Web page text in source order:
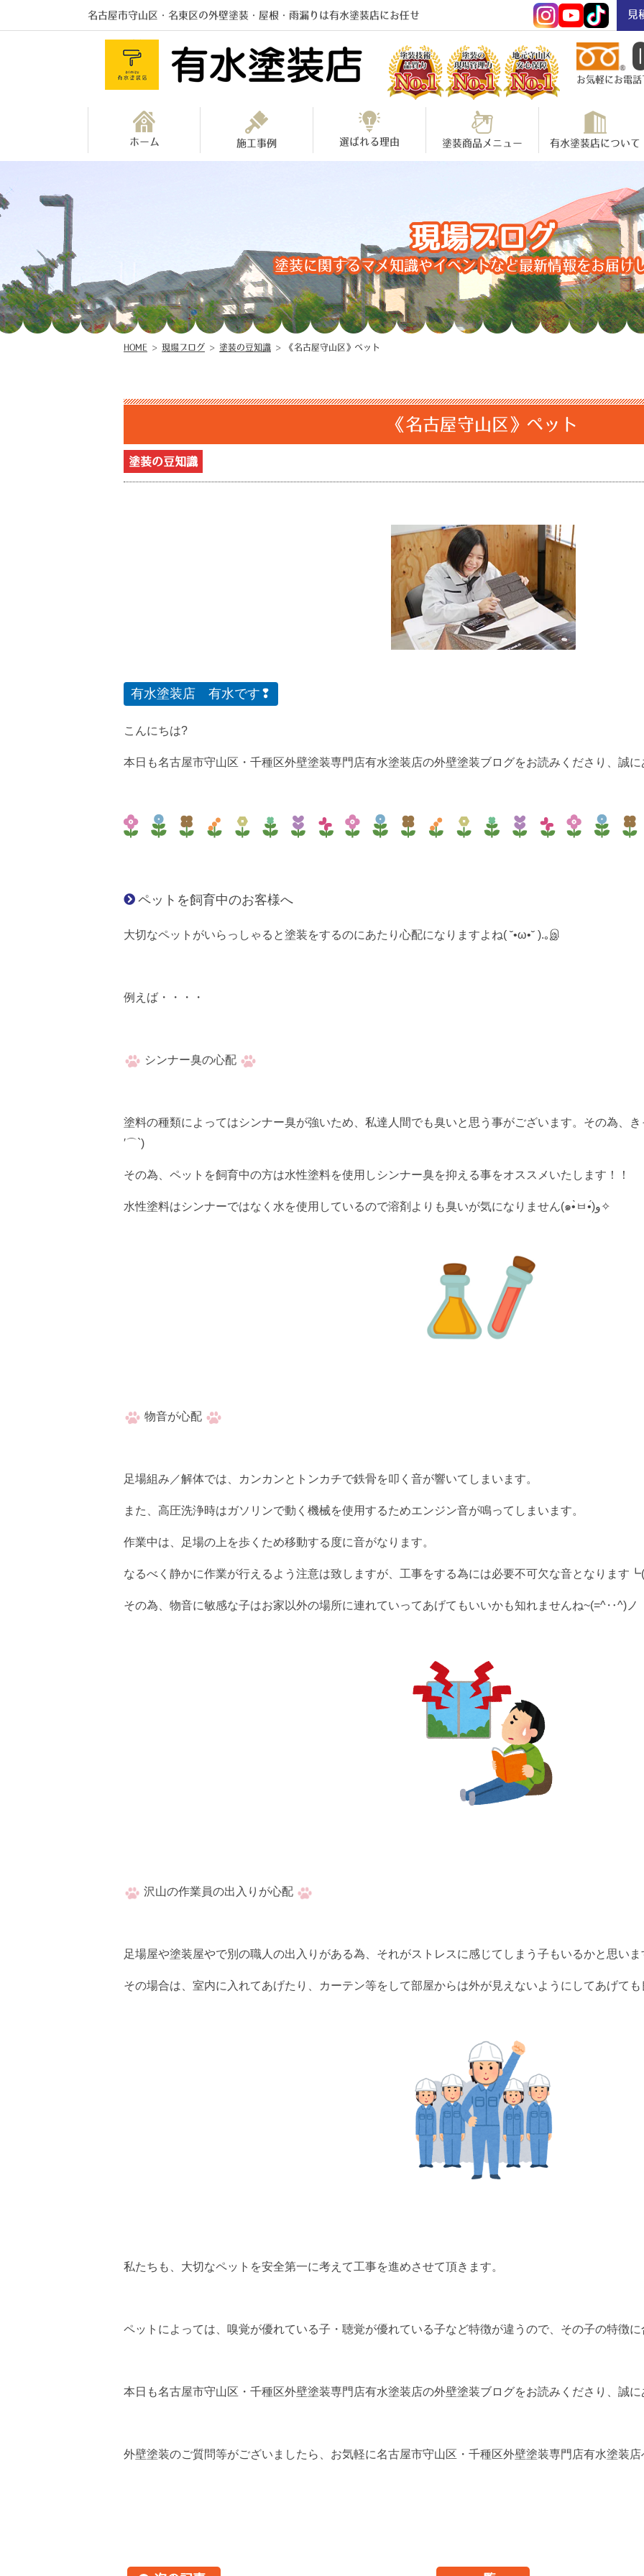
名古屋市守山区・名東区の外壁塗装・屋根・雨漏りは有水塗装店にお任せ 見
お気軽にお電
ホーム 施工事例 選ばれる理由 塗装商品メニュー 有水塗装店について
現場ブログ
塗装に関するマメ知識やイベントなど最新情報をお届け
HOME > 現場ブログ > 塗装の豆知識 > 《名古屋守山区》ペット
《名古屋守山区》ペット
塗装の豆知識
有水塗装店 有水です❢
こんにちは?
本日も名古屋市守山区・千種区外壁塗装専門店有水塗装店の外壁塗装ブログをお読みくださり、誠
ペットを飼育中のお客様へ
大切なペットがいらっしゃると塗装をするのにあたり心配になりますよね( ˘•ω•˘ ).｡இ
例えば・・・・
シンナー臭の心配
塗料の種類によってはシンナー臭が強いため、私達人間でも臭いと思う事がございます。その為、き
′⌒`)
その為、ペットを飼育中の方は水性塗料を使用しシンナー臭を抑える事をオススメいたします！！
水性塗料はシンナーではなく水を使用しているので溶剤よりも臭いが気になりません(๑•̀ㅂ•́)و✧
物音が心配
足場組み／解体では、カンカンとトンカチで鉄骨を叩く音が響いてしまいます。
また、高圧洗浄時はガソリンで動く機械を使用するためエンジン音が鳴ってしまいます。
作業中は、足場の上を歩くため移動する度に音がなります。
なるべく静かに作業が行えるよう注意は致しますが、工事をする為には必要不可欠な音となります
その為、物音に敏感な子はお家以外の場所に連れていってあげてもいいかも知れませんね~(=^‥^)ノ
沢山の作業員の出入りが心配
足場屋や塗装屋やで別の職人の出入りがある為、それがストレスに感じてしまう子もいるかと思いま
その場合は、室内に入れてあげたり、カーテン等をして部屋からは外が見えないようにしてあげて
私たちも、大切なペットを安全第一に考えて工事を進めさせて頂きます。
ペットによっては、嗅覚が優れている子・聴覚が優れている子など特徴が違うので、その子の特徴
本日も名古屋市守山区・千種区外壁塗装専門店有水塗装店の外壁塗装ブログをお読みくださり、誠
外壁塗装のご質問等がございましたら、お気軽に名古屋市守山区・千種区外壁塗装専門店有水塗装